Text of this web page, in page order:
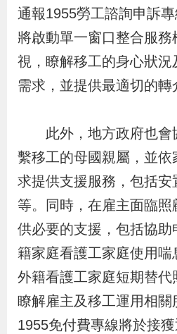
專
區
相
關
網
站
導
覽
民
意
信
箱
文
字
客
服
統
計
資
訊
E
n
g
l
i
s
h
回
首
頁
R
S
S
通報1955勞工諮詢申訴
將啟動單一窗口整合服
視，瞭解移工的身心狀
需求，並提供最適切的轉
此外，地方政府也會
繫移工的母國親屬，並依
求提供支援服務，包括安
等。同時，在雇主面臨照
供必要的支援，包括協
籍家庭看護工家庭使用
外籍看護工家庭短期替代
瞭解雇主及移工運用相關
1955免付費專線將於接